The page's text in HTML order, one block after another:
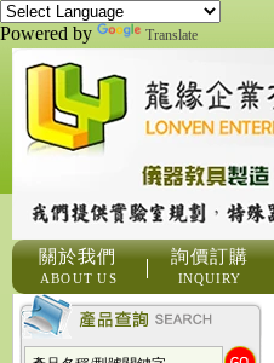
Powered by Translate
關於我們
ABOUT US
詢價訂購
INQUIRY